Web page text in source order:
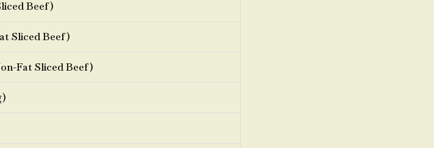
Beef)
Sliced Beef)
Fat Sliced Beef)